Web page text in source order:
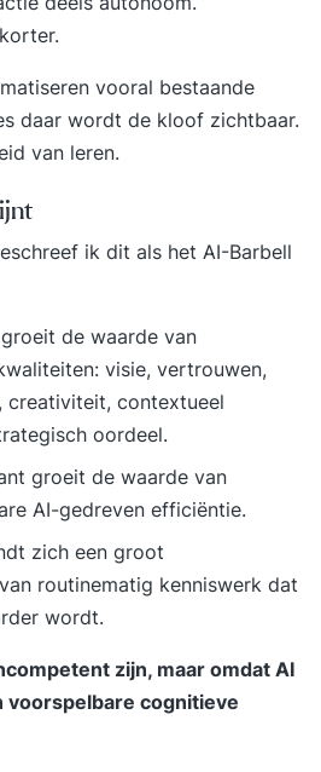
vooral bestaande
daar wordt de kloof zichtbaar.
van leren.
ik dit als het AI-Barbell
de waarde van
visie, vertrouwen,
creativiteit, contextueel
oordeel.
groeit de waarde van
AI-gedreven efficiëntie.
zich een groot
routinematig kenniswerk dat
wordt.
zijn, maar omdat AI
cognitieve